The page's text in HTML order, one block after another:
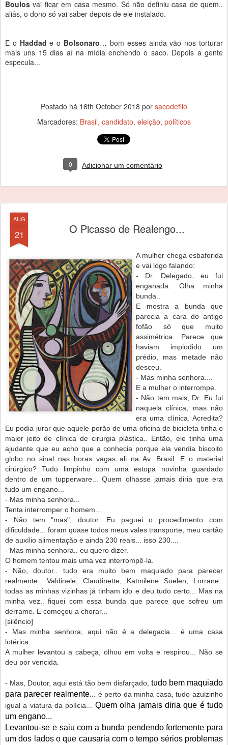
Boulos vai ficar em casa mesmo. Só não definiu casa de quem..
aliás, o dono só vai saber depois de ele instalado.
E o Haddade o Bolsonaro… bom esses ainda vão nos torturar
mais uns 15 dias aí na mídia enchendo o saco. Depois a gente
especula...
Postado há 16th October 2018 por sacodefilo
Marcadores: Brasil candidato eleição políticos
0 Adicionar um comentário
AUG
21 O Picasso de Realengo...
A mulher chega esbaforida
e vai logo falando:
- Dr. Delegado, eu fui
enganada. Olha minha
bunda..
E mostra a bunda que
parecia a cara do antigo
fofão só que muito
assimétrica. Parece que
haviam implodido um
prédio, mas metade não
desceu.
- Mas minha senhora....
E a mulher o interrompe.
- Não tem mais, Dr. Eu fui
naquela clínica, mas não
era uma clínica. Acredita?
Eu podia jurar que aquele porão de uma oficina de bicicleta tinha o
maior jeito de clínica de cirurgia plástica.. Então, ele tinha uma
ajudante que eu acho que a conhecia porque ela vendia biscoito
globo no sinal nas horas vagas ali na Av. Brasil. E o material
cirúrgico? Tudo limpinho com uma estopa novinha guardado
dentro de um tupperware... Quem olhasse jamais diria que era
tudo um engano...
- Mas minha senhora...
Tenta interromper o homem...
- Não tem "mas", doutor. Eu paguei o procedimento com
dificuldade... foram quase todos meus vales transporte, meu cartão
de auxílio alimentação e ainda 230 reais... isso 230....
- Mas minha senhora.. eu quero dizer.
O homem tentou mais uma vez interrompê-la.
- Não, doutor.. tudo era muito bem maquiado para parecer
realmente.. Valdinele, Claudinette, Katmilene Suelen, Lorrane..
todas as minhas vizinhas já tinham ido e deu tudo certo... Mas na
minha vez.. fiquei com essa bunda que parece que sofreu um
derrame. E começou a chorar...
[silêncio]
- Mas minha senhora, aqui não é a delegacia... é uma casa
lotérica...
A mulher levantou a cabeça, olhou em volta e respirou... Não se
deu por vencida.
- Mas, Doutor, aqui está tão bem disfarçado, tudo bem maquiado
para parecer realmente... é perto da minha casa, tudo azulzinho
igual a viatura da polícia... Quem olha jamais diria que é tudo
um engano...
Levantou-se e saiu com a bunda pendendo fortemente para
um dos lados o que causaria com o tempo sérios problemas